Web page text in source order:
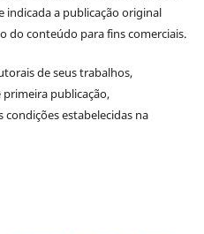
a publicação original
do conteúdo para fins comerciais.
de seus trabalhos,
publicação,
estabelecidas na